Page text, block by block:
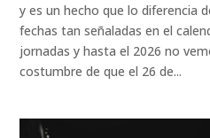
y es un hecho que lo diferencia
fechas tan señaladas en el
jornadas y hasta el 2026 no
costumbre de que el 26 de...